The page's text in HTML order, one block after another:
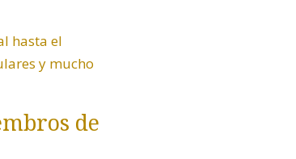
hasta el
y mucho
de